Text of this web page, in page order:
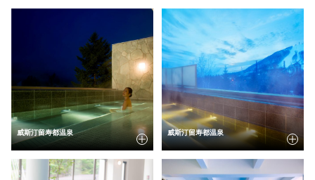
威斯汀留寿都温泉 威斯汀留寿都温泉